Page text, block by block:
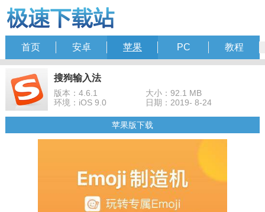
首页 安卓 苹果 PC 教程
搜狗输入法
版本：4.6.1
大小：92.1 MB
环境：iOS 9.0
日期：2019- 8-24
苹果版下载